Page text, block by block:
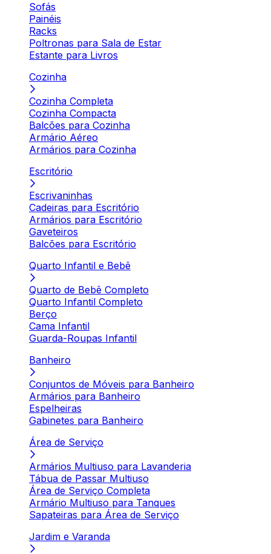
Sofás
Painéis
Racks
Poltronas para Sala de Estar
Estante para Livros
Cozinha
Cozinha Completa
Cozinha Compacta
Balcões para Cozinha
Armário Aéreo
Armários para Cozinha
Escritório
Escrivaninhas
Cadeiras para Escritório
Armários para Escritório
Gaveteiros
Balcões para Escritório
Quarto Infantil e Bebê
Quarto de Bebê Completo
Quarto Infantil Completo
Berço
Cama Infantil
Guarda-Roupas Infantil
Banheiro
Conjuntos de Móveis para Banheiro
Armários para Banheiro
Espelheiras
Gabinetes para Banheiro
Área de Serviço
Armários Multiuso para Lavanderia
Tábua de Passar Multiuso
Área de Serviço Completa
Armário Multiuso para Tanques
Sapateiras para Área de Serviço
Jardim e Varanda